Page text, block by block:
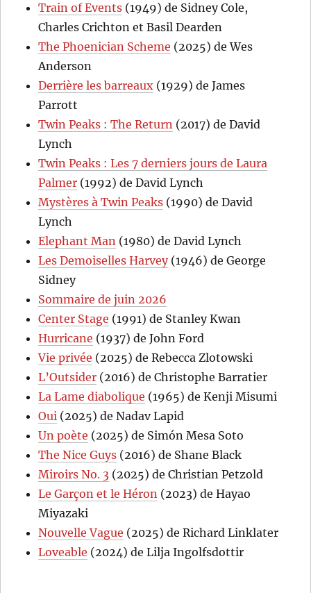
Train of Events (1949) de Sidney Cole,
Charles Crichton et Basil Dearden
The Phoenician Scheme (2025) de Wes
Anderson
Derrière les barreaux (1929) de James
Parrott
Twin Peaks : The Return (2017) de David
Lynch
Twin Peaks : Les 7 derniers jours de Laura
Palmer (1992) de David Lynch
Mystères à Twin Peaks (1990) de David
Lynch
Elephant Man (1980) de David Lynch
Les Demoiselles Harvey(1946) de George
Sidney
Sommaire de juin 2026
Center Stage (1991) de Stanley Kwan
Hurricane (1937) de John Ford
Vie privée (2025) de Rebecca Zlotowski
L’Outsider (2016) de Christophe Barratier
La Lame diabolique (1965) de Kenji Misumi
Oui (2025) de Nadav Lapid
Un poète (2025) de Simón Mesa Soto
The Nice Guys (2016) de Shane Black
Miroirs No. 3 (2025) de Christian Petzold
Le Garçon et le Héron (2023) de Hayao
Miyazaki
Nouvelle Vague (2025) de Richard Linklater
Loveable (2024) de Lilja Ingolfsdottir